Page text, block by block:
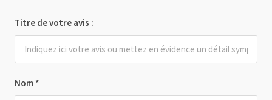
Nom *
Titre de votre avis :